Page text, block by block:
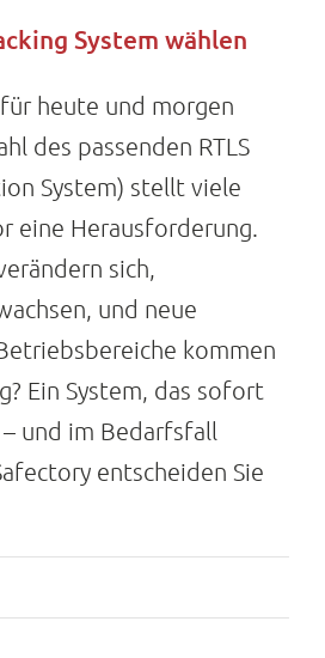
System wählen
für heute und morgen
des passenden RTLS
System) stellt viele
eine Herausforderung.
sich,
und neue
kommen
Ein System, das sofort
und im Bedarfsfall
entscheiden Sie